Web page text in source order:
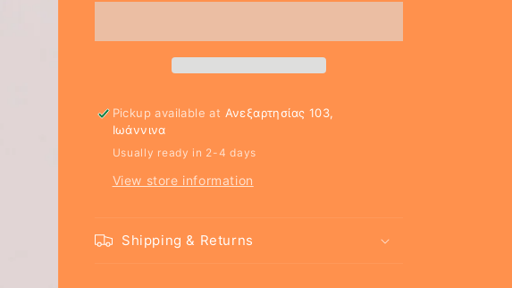
Pickup available at Ανεξαρτησίας 103,
Ιωάννινα
Usually ready in 2-4 days
View store information
Shipping & Returns